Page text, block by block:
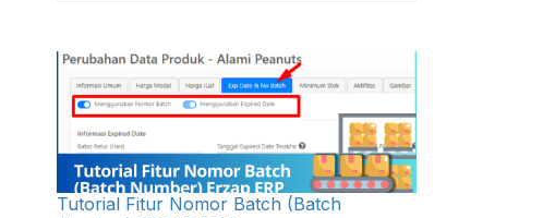
Tutorial Fitur Nomor Batch (Batch